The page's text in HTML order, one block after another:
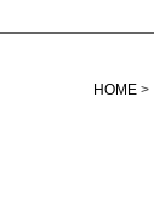
HOME